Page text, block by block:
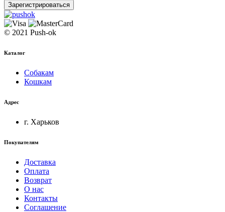
Зарегистрироваться
© 2021 Push-ok
Каталог
Собакам
Кошкам
Адрес
г. Харьков
Покупателям
Доставка
Оплата
Возврат
О нас
Контакты
Соглашение